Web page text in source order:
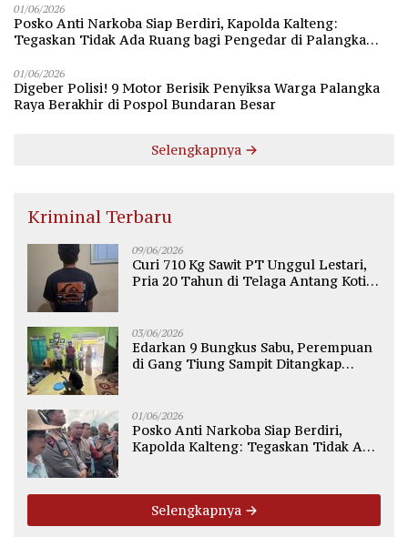
01/06/2026
Posko Anti Narkoba Siap Berdiri, Kapolda Kalteng:
Tegaskan Tidak Ada Ruang bagi Pengedar di Palangka
01/06/2026
Digeber Polisi! 9 Motor Berisik Penyiksa Warga Palangka
Raya Berakhir di Pospol Bundaran Besar
Selengkapnya
Kriminal Terbaru
09/06/2026
Curi 710 Kg Sawit PT Unggul Lestari,
Pria 20 Tahun di Telaga Antang Kotim
03/06/2026
Edarkan 9 Bungkus Sabu, Perempuan
di Gang Tiung Sampit Ditangkap
01/06/2026
Posko Anti Narkoba Siap Berdiri,
Kapolda Kalteng: Tegaskan Tidak Ada
Selengkapnya